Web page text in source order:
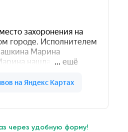
через удобную форму!